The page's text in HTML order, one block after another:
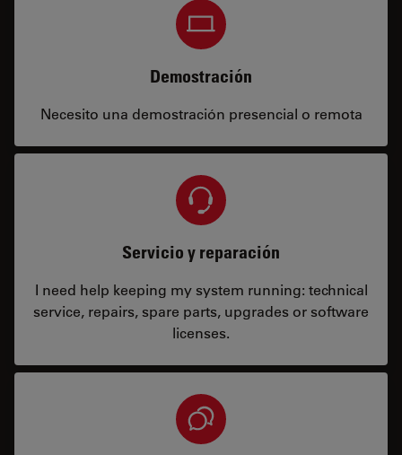
Demostración
Necesito una demostración presencial o remota
Servicio y reparación
I need help keeping my system running: technical
service, repairs, spare parts, upgrades or software
licenses.